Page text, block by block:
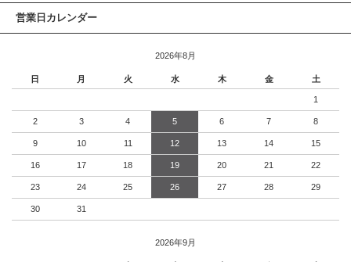
営業日カレンダー
2026年8月
日 月 火 水 木 金 土
1
2 3 4 5 6 7 8
9 10 11 12 13 14 15
16 17 18 19 20 21 22
23 24 25 26 27 28 29
30 31
2026年9月